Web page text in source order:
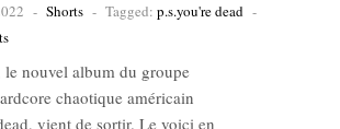
- Shorts - Tagged: p.s.you're dead -
le nouvel album du groupe
chaotique américain
vient de sortir. Le voici en